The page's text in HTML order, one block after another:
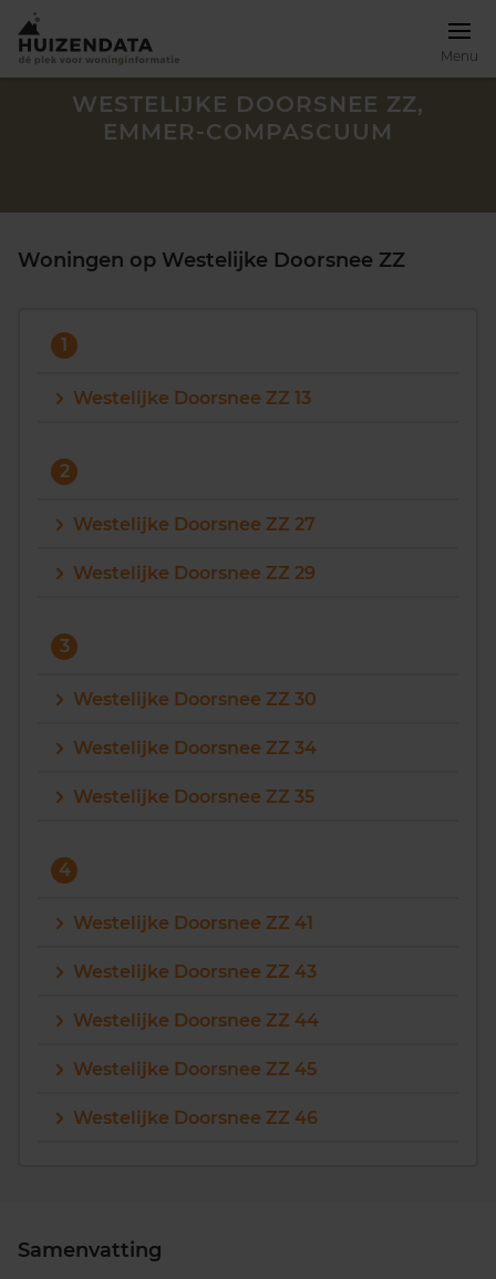
Menu
Vragen? Neem contact met ons op
088 220 4200
WESTELIJKE DOORSNEE ZZ,
EMMER-COMPASCUUM
Woningen op Westelijke Doorsnee ZZ
1
Westelijke Doorsnee ZZ 13
2
Westelijke Doorsnee ZZ 27
Westelijke Doorsnee ZZ 29
3
Westelijke Doorsnee ZZ 30
Westelijke Doorsnee ZZ 34
Westelijke Doorsnee ZZ 35
4
Westelijke Doorsnee ZZ 41
Westelijke Doorsnee ZZ 43
Westelijke Doorsnee ZZ 44
Westelijke Doorsnee ZZ 45
Westelijke Doorsnee ZZ 46
Samenvatting